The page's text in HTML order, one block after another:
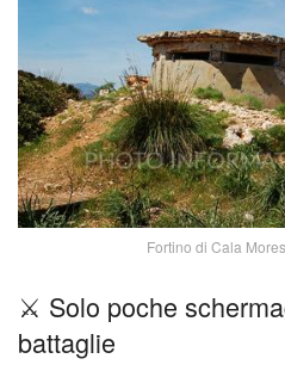
Fortino di Cala
⚔️ Solo poche
battaglie